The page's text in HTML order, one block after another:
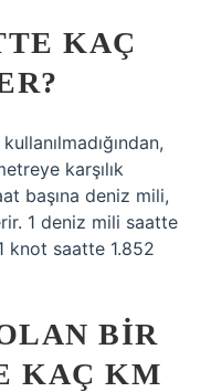
KAÇ
karşılık
başına deniz mili,
1 deniz mili saatte
knot saatte 1.852
BIR
KAÇ KM